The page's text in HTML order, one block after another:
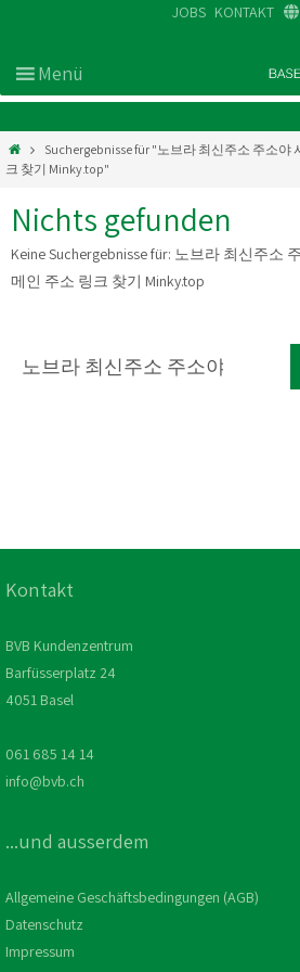
JOBS KONTAKT
Suchergebnisse für "노브라 최신주소 주소야
크 찾기 Minky.top"
Nichts gefunden
Keine Suchergebnisse für: 노브라 최신주소
메인 주소 링크 찾기 Minky.top
Kontakt
BVB Kundenzentrum
Barfüsserplatz 24
4051 Basel
061 685 14 14
info@bvb.ch
...und ausserdem
Allgemeine Geschäftsbedingungen (AGB)
Datenschutz
Impressum